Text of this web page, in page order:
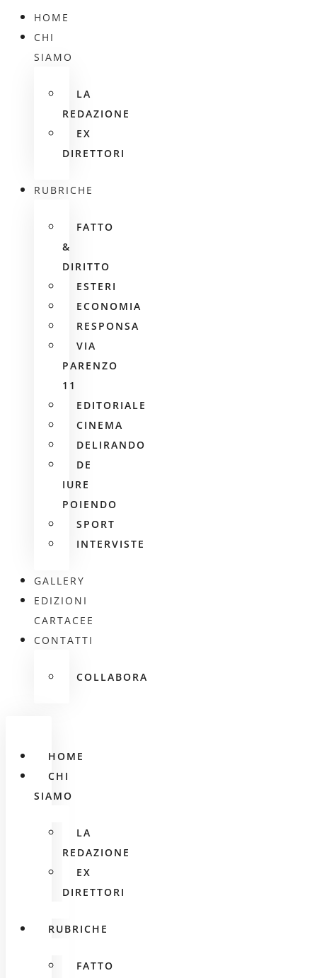
HOME
CHI
SIAMO
LA
REDAZIONE
EX
DIRETTORI
RUBRICHE
FATTO
&
DIRITTO
ESTERI
ECONOMIA
RESPONSA
VIA
PARENZO
11
EDITORIALE
CINEMA
DELIRANDO
DE
IURE
POIENDO
SPORT
INTERVISTE
GALLERY
EDIZIONI
CARTACEE
CONTATTI
COLLABORA
HOME
CHI
SIAMO
LA
REDAZIONE
EX
DIRETTORI
RUBRICHE
FATTO